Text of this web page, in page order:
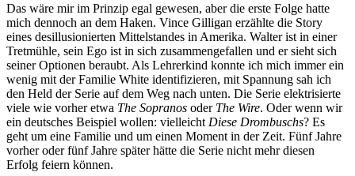
Das wäre mir im Prinzip egal gewesen, aber die erste Folge hatte
mich dennoch an dem Haken. Vince Gilligan erzählte die Story
eines desillusionierten Mittelstandes in Amerika. Walter ist in einer
Tretmühle, sein Ego ist in sich zusammengefallen und er sieht sich
seiner Optionen beraubt. Als Lehrerkind konnte ich mich immer ein
wenig mit der Familie White identifizieren, mit Spannung sah ich
den Held der Serie auf dem Weg nach unten. Die Serie elektrisierte
viele wie vorher etwa The Sopranos oder The Wire. Oder wenn wir
ein deutsches Beispiel wollen: vielleicht Diese Drombuschs? Es
geht um eine Familie und um einen Moment in der Zeit. Fünf Jahre
vorher oder fünf Jahre später hätte die Serie nicht mehr diesen
Erfolg feiern können.